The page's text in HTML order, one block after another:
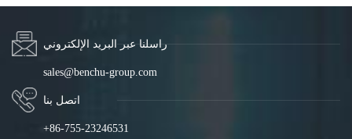
راسلنا عبر البريد الإلكتروني
sales@benchu-group.com
اتصل بنا
+86-755-23246531